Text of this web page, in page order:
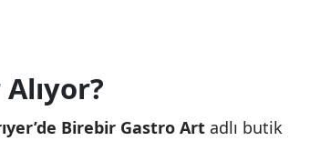
Birebir Gastro Art adlı butik